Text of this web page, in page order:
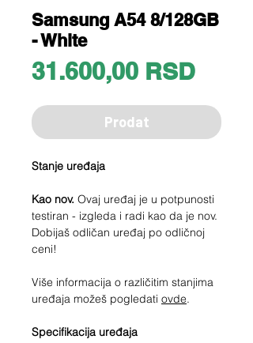
Samsung A54 8/128GB
- White
31.600,00 RSDPrice
Prodat
Stanje uređaja
Kao nov. Ovaj uređaj je u potpunosti
testiran - izgleda i radi kao da je nov.
Dobijaš odličan uređaj po odličnoj
ceni!
Više informacija o različitim stanjima
uređaja možeš pogledati ovde.
Specifikacija uređaja